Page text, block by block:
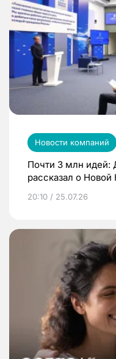
Новости компаний
Почти 3 млн
рассказал о
20:10 / 25.07.26